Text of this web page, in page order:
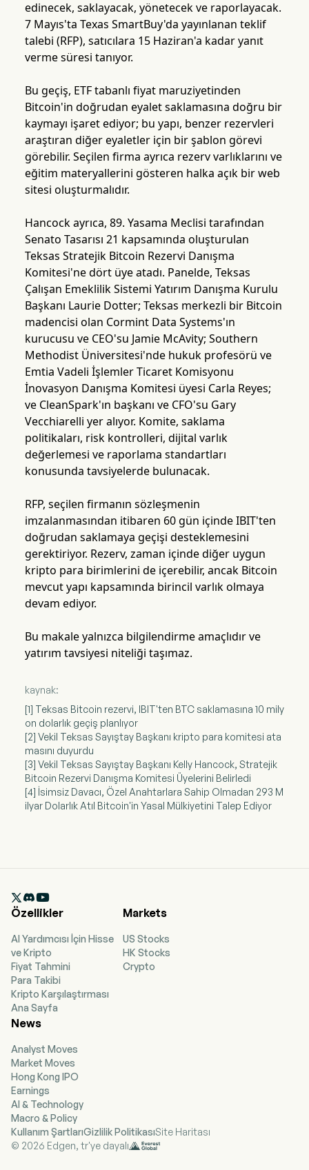
edinecek, saklayacak, yönetecek ve raporlayacak.
7 Mayıs'ta Texas SmartBuy'da yayınlanan teklif
talebi (RFP), satıcılara 15 Haziran'a kadar yanıt
verme süresi tanıyor.
Bu geçiş, ETF tabanlı fiyat maruziyetinden
Bitcoin'in doğrudan eyalet saklamasına doğru bir
kaymayı işaret ediyor; bu yapı, benzer rezervleri
araştıran diğer eyaletler için bir şablon görevi
görebilir. Seçilen firma ayrıca rezerv varlıklarını ve
eğitim materyallerini gösteren halka açık bir web
sitesi oluşturmalıdır.
Hancock ayrıca, 89. Yasama Meclisi tarafından
Senato Tasarısı 21 kapsamında oluşturulan
Teksas Stratejik Bitcoin Rezervi Danışma
Komitesi'ne dört üye atadı. Panelde, Teksas
Çalışan Emeklilik Sistemi Yatırım Danışma Kurulu
Başkanı Laurie Dotter; Teksas merkezli bir Bitcoin
madencisi olan Cormint Data Systems'ın
kurucusu ve CEO'su Jamie McAvity; Southern
Methodist Üniversitesi'nde hukuk profesörü ve
Emtia Vadeli İşlemler Ticaret Komisyonu
İnovasyon Danışma Komitesi üyesi Carla Reyes;
ve CleanSpark'ın başkanı ve CFO'su Gary
Vecchiarelli yer alıyor. Komite, saklama
politikaları, risk kontrolleri, dijital varlık
değerlemesi ve raporlama standartları
konusunda tavsiyelerde bulunacak.
RFP, seçilen firmanın sözleşmenin
imzalanmasından itibaren 60 gün içinde IBIT'ten
doğrudan saklamaya geçişi desteklemesini
gerektiriyor. Rezerv, zaman içinde diğer uygun
kripto para birimlerini de içerebilir, ancak Bitcoin
mevcut yapı kapsamında birincil varlık olmaya
devam ediyor.
Bu makale yalnızca bilgilendirme amaçlıdır ve
yatırım tavsiyesi niteliği taşımaz.
kaynak:
[1] Teksas Bitcoin rezervi, IBIT'ten BTC saklamasına 10 mily
on dolarlık geçiş planlıyor
[2] Vekil Teksas Sayıştay Başkanı kripto para komitesi ata
masını duyurdu
[3] Vekil Teksas Sayıştay Başkanı Kelly Hancock, Stratejik
Bitcoin Rezervi Danışma Komitesi Üyelerini Belirledi
[4] İsimsiz Davacı, Özel Anahtarlara Sahip Olmadan 293 M
ilyar Dolarlık Atıl Bitcoin'in Yasal Mülkiyetini Talep Ediyor

Özellikler
AI Yardımcısı İçin Hisse
ve Kripto
Fiyat Tahmini
Para Takibi
Kripto Karşılaştırması
Ana Sayfa
Markets
US Stocks
HK Stocks
Crypto
News
Analyst Moves
Market Moves
Hong Kong IPO
Earnings
AI & Technology
Macro & Policy
Kullanım ŞartlarıGizlilik PolitikasıSite Haritası
© 2026 Edgen, tr'ye dayalı